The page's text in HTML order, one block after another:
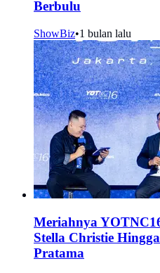
Berbulu
ShowBiz•1 bulan lalu
Meriahnya
Stella Christie
Pratama